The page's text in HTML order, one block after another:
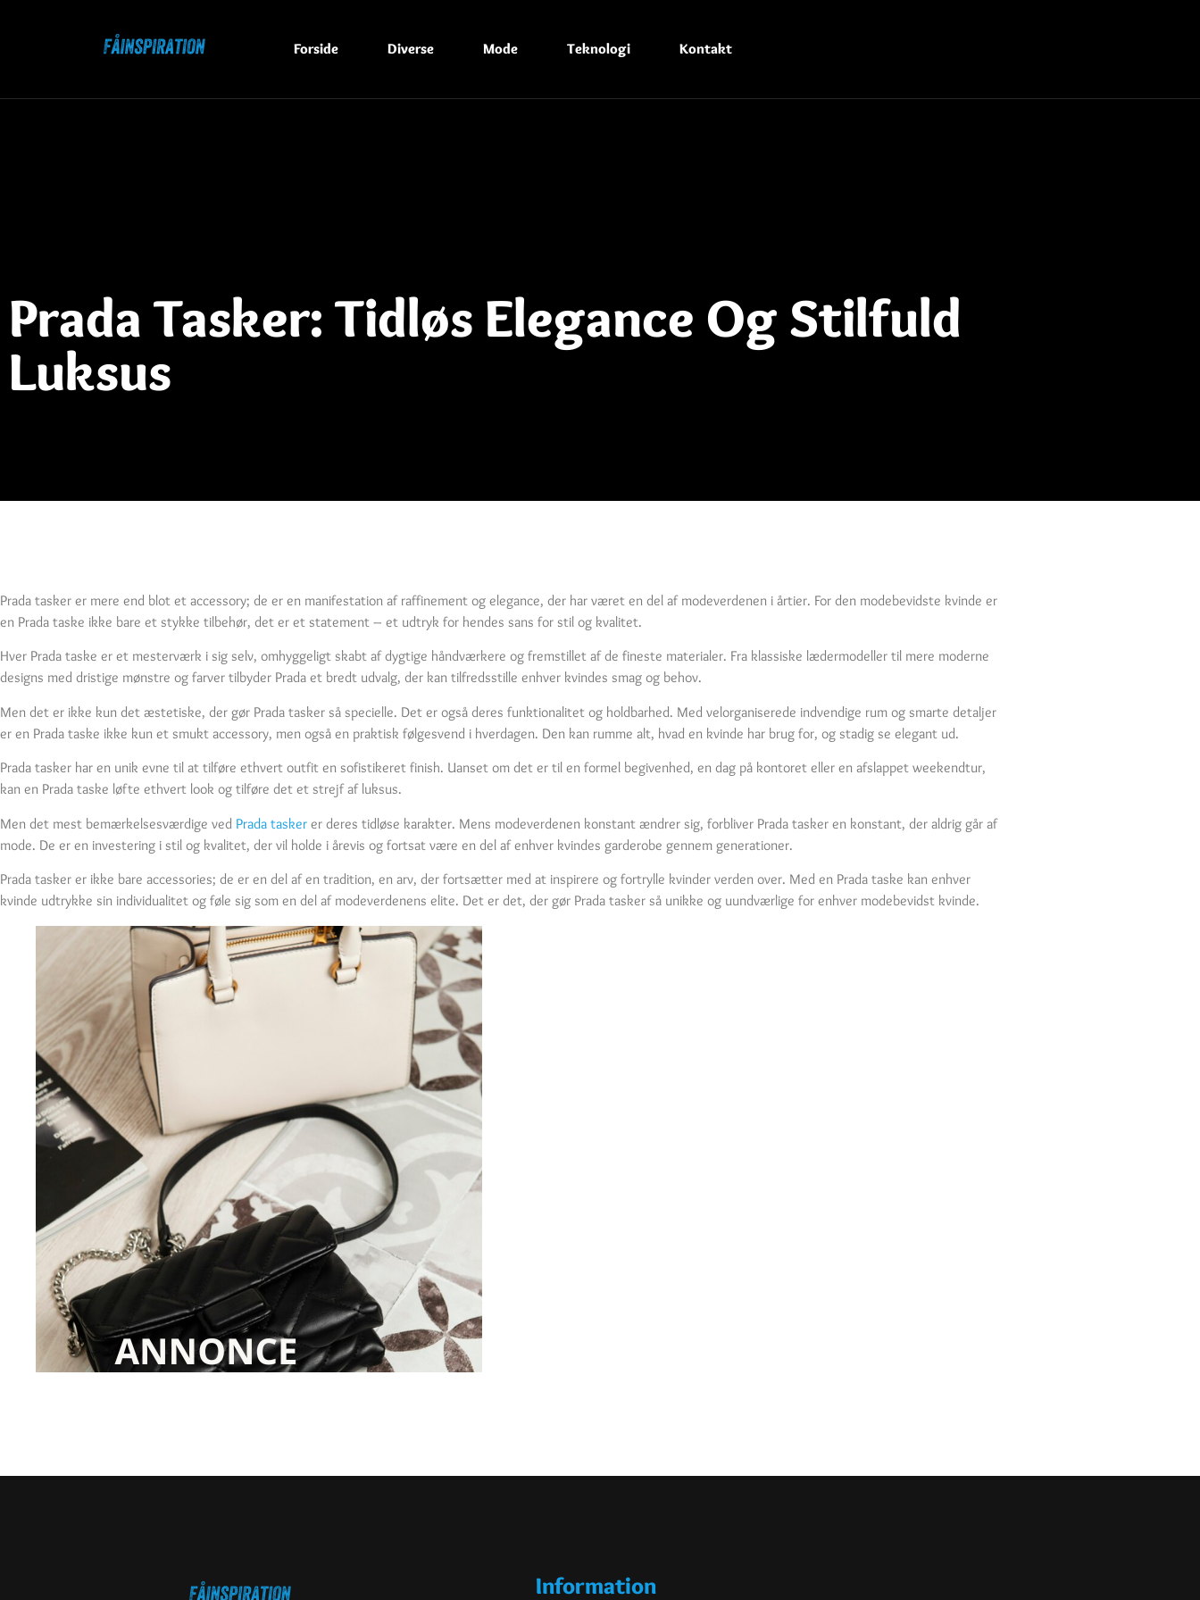
Forside Diverse Mode Teknologi Kontakt
Prada Tasker: Tidløs Elegance Og Stilfuld
Luksus
Prada tasker er mere end blot et accessory; de er en manifestation af raffinement og elegance, der har været en del af modeverdenen i årtier. For den modebevidste kvinde er
en Prada taske ikke bare et stykke tilbehør, det er et statement – et udtryk for hendes sans for stil og kvalitet.
Hver Prada taske er et mesterværk i sig selv, omhyggeligt skabt af dygtige håndværkere og fremstillet af de fineste materialer. Fra klassiske lædermodeller til mere moderne
designs med dristige mønstre og farver tilbyder Prada et bredt udvalg, der kan tilfredsstille enhver kvindes smag og behov.
Men det er ikke kun det æstetiske, der gør Prada tasker så specielle. Det er også deres funktionalitet og holdbarhed. Med velorganiserede indvendige rum og smarte detaljer
er en Prada taske ikke kun et smukt accessory, men også en praktisk følgesvend i hverdagen. Den kan rumme alt, hvad en kvinde har brug for, og stadig se elegant ud.
Prada tasker har en unik evne til at tilføre ethvert outfit en sofistikeret finish. Uanset om det er til en formel begivenhed, en dag på kontoret eller en afslappet weekendtur,
kan en Prada taske løfte ethvert look og tilføre det et strejf af luksus.
Men det mest bemærkelsesværdige ved Prada tasker er deres tidløse karakter. Mens modeverdenen konstant ændrer sig, forbliver Prada tasker en konstant, der aldrig går af
mode. De er en investering i stil og kvalitet, der vil holde i årevis og fortsat være en del af enhver kvindes garderobe gennem generationer.
Prada tasker er ikke bare accessories; de er en del af en tradition, en arv, der fortsætter med at inspirere og fortrylle kvinder verden over. Med en Prada taske kan enhver
kvinde udtrykke sin individualitet og føle sig som en del af modeverdenens elite. Det er det, der gør Prada tasker så unikke og uundværlige for enhver modebevidst kvinde.
Information